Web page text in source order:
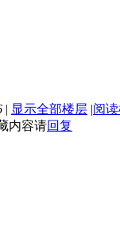
| 显示全部楼层 |阅
内容请回复